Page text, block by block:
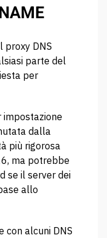
proxy DNS
parte del
per
dalla
più rigorosa
ma potrebbe
se il server dei
allo
con alcuni DNS